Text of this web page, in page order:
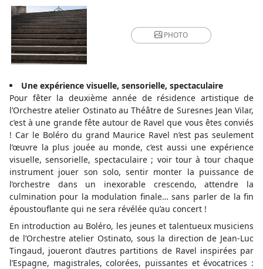
PHOTO
Une expérience visuelle, sensorielle, spectaculaire
Pour fêter la deuxième année de résidence artistique de
l’Orchestre atelier Ostinato au Théâtre de Suresnes Jean Vilar,
c’est à une grande fête autour de Ravel que vous êtes conviés
! Car le Boléro du grand Maurice Ravel n’est pas seulement
l’œuvre la plus jouée au monde, c’est aussi une expérience
visuelle, sensorielle, spectaculaire ; voir tour à tour chaque
instrument jouer son solo, sentir monter la puissance de
l’orchestre dans un inexorable crescendo, attendre la
culmination pour la modulation finale… sans parler de la fin
époustouflante qui ne sera révélée qu’au concert !
En introduction au Boléro, les jeunes et talentueux musiciens
de l’Orchestre atelier Ostinato, sous la direction de Jean-Luc
Tingaud, joueront d’autres partitions de Ravel inspirées par
l’Espagne, magistrales, colorées, puissantes et évocatrices :